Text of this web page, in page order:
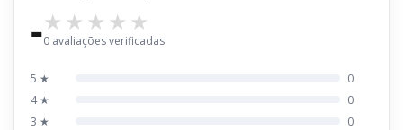
-0 avaliações verificadas
5 ★
0
4 ★
0
3 ★
0